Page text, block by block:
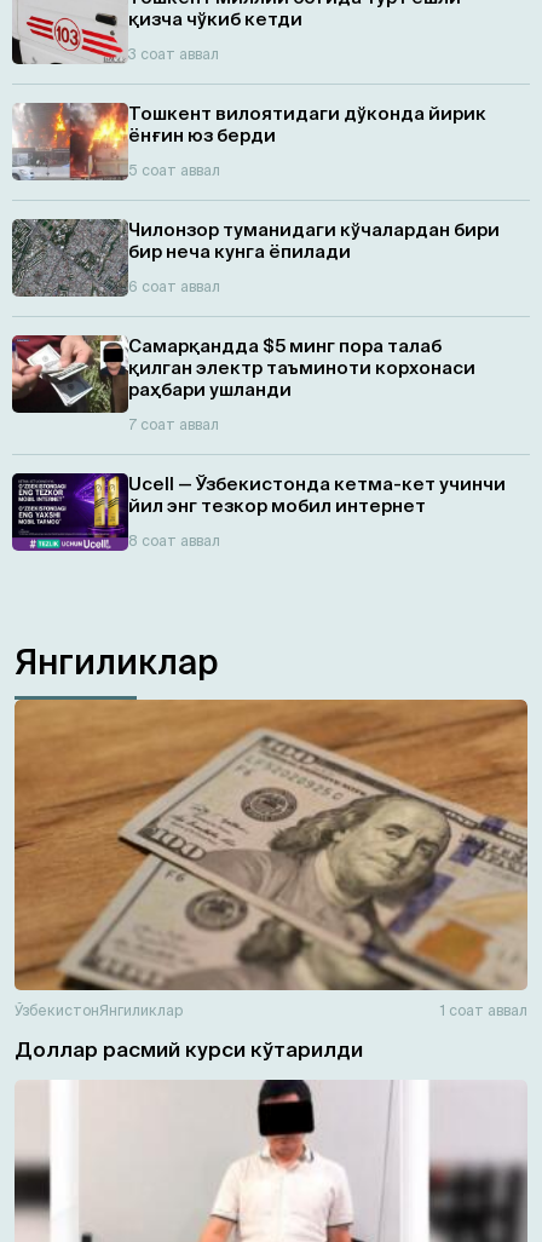
қизча чўкиб кетди
3 соат аввал
Тошкент вилоятидаги дўконда йирик
ёнғин юз берди
5 соат аввал
Чилонзор туманидаги кўчалардан бири
бир неча кунга ёпилади
6 соат аввал
Самарқандда $5 минг пора талаб
қилган электр таъминоти корхонаси
раҳбари ушланди
7 соат аввал
Ucell — Ўзбекистонда кетма-кет учинчи
йил энг тезкор мобил интернет
8 соат аввал
Янгиликлар
ЎзбекистонЯнгиликлар 1 соат аввал
Доллар расмий курси кўтарилди